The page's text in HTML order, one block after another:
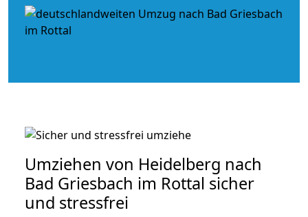
Umziehen von Heidelberg nach
Bad Griesbach im Rottal sicher
und stressfrei